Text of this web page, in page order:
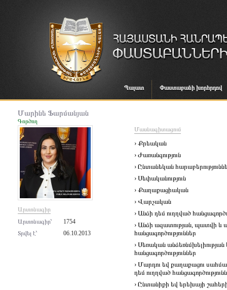
Պալատ Փաստաբանի խորհրդով
Մարինե Ֆարմանյան
Գործող
Արտոնագիր
Արտոնագիր՝
1754
Տրվել է՝
06.10.2013
Մասնագիտացում
› Քրեական
› Ժառանգություն
› Ընտանեկան
› Սեփականություն
› Քաղաքացիական
› Վարչական
› Անձի դեմ ուղղված
› Անձի ազատության, պատվի և
հանցագործություններ
› Սեռական
հանցագործություններ
› Մարդու եվ քաղաքացու
դեմ ուղղված
› Ընտանիքի եվ երեխայի